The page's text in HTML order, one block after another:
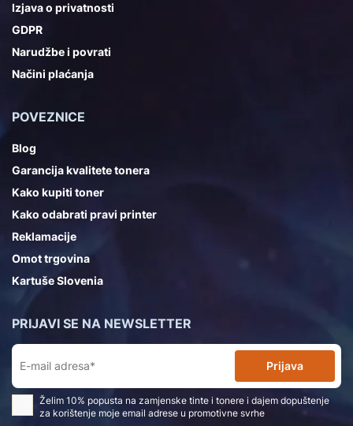
Izjava o privatnosti
GDPR
Narudžbe i povrati
Načini plaćanja
POVEZNICE
Blog
Garancija kvalitete tonera
Kako kupiti toner
Kako odabrati pravi printer
Reklamacije
Omot trgovina
Kartuše Slovenia
PRIJAVI SE NA NEWSLETTER
Prijava
Želim 10% popusta na zamjenske tinte i tonere i dajem dopuštenje
za korištenje moje email adrese u promotivne svrhe